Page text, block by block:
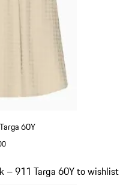
60Y
– 911 Targa 60Y to wishlist